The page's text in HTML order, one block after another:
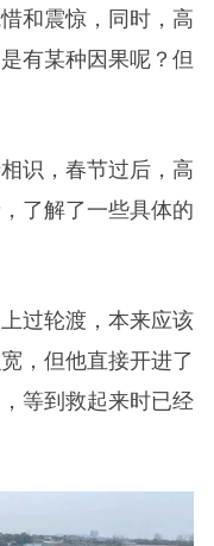
和震惊，同时，高
有某种因果呢？但
识，春节过后，高
了解了一些具体的
过轮渡，本来应该
，但他直接开进了
等到救起来时已经